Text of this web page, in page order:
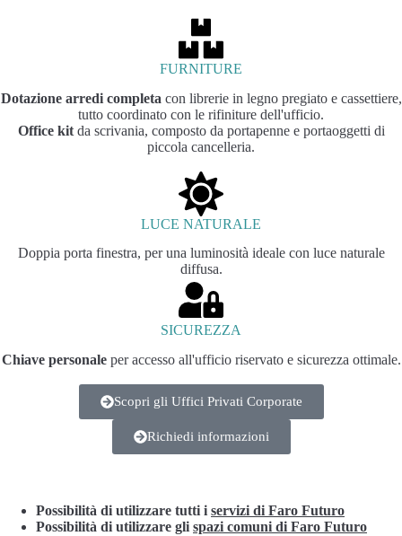
FURNITURE
Dotazione arredi completa con librerie in legno pregiato e cassettiere,
tutto coordinato con le rifiniture dell'ufficio.
Office kitda scrivania, composto da portapenne e portaoggetti di
piccola cancelleria.
LUCE NATURALE
Doppia porta finestra, per una luminosità ideale con luce naturale
diffusa.
SICUREZZA
Chiave personaleper accesso all'ufficio riservato e sicurezza ottimale.
Scopri gli Uffici Privati Corporate
Richiedi informazioni
Possibilità di utilizzare tutti i servizi di Faro Futuro
Possibilità di utilizzare gli spazi comuni di Faro Futuro